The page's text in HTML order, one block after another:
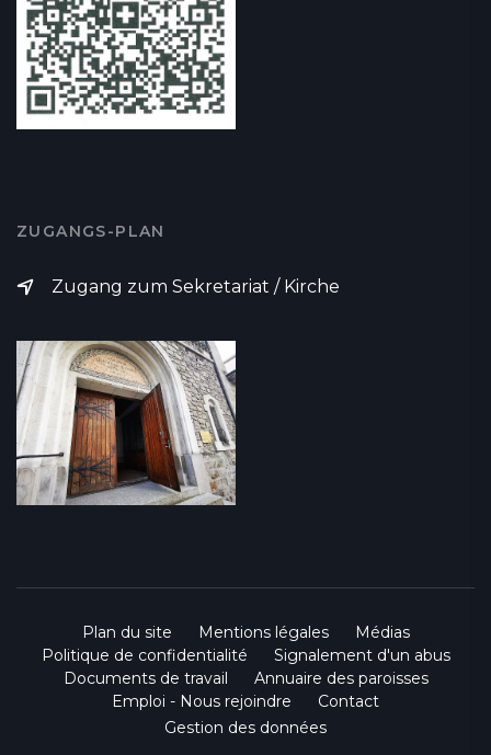
ZUGANGS-PLAN
Zugang zum Sekretariat / Kirche
Plan du site Mentions légales
Médias
Politique de confidentialité
Signalement d'un abus
Documents de travail
Annuaire des paroisses
Emploi - Nous rejoindre
Contact
Gestion des données